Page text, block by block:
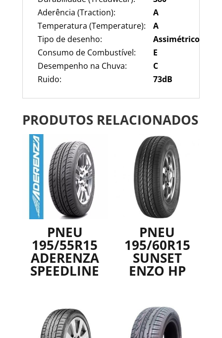
Aderência (Traction):
A
Temperatura (Temperature):
A
Tipo de desenho:
Assimétrico
Consumo de Combustível:
E
Desempenho na Chuva:
C
Ruido:
73dB
PRODUTOS RELACIONADOS
PNEU
195/55R15
ADERENZA
SPEEDLINE
PNEU
195/60R15
SUNSET
ENZO HP